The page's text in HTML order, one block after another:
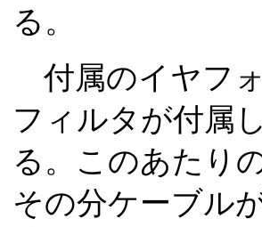
る。
付属のイヤフ
フィルタが付属
る。このあたり
その分ケーブル